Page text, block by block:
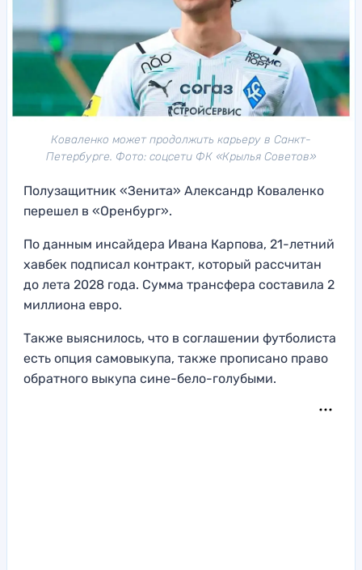
Коваленко может продолжить карьеру в Санкт-
Петербурге. Фото: соцсети ФК «Крылья Советов»
Полузащитник «Зенита» Александр Коваленко
перешел в «Оренбург».
По данным инсайдера Ивана Карпова, 21-летний
хавбек подписал контракт, который рассчитан
до лета 2028 года. Сумма трансфера составила 2
миллиона евро.
Также выяснилось, что в соглашении футболиста
есть опция самовыкупа, также прописано право
обратного выкупа сине-бело-голубыми.